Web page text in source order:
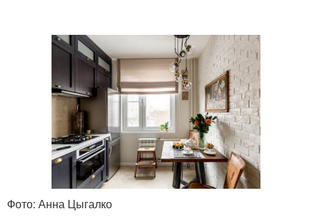
Фото: Анна Цыгалко